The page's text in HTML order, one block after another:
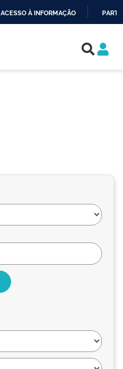
ACESSO À INFORMAÇÃO